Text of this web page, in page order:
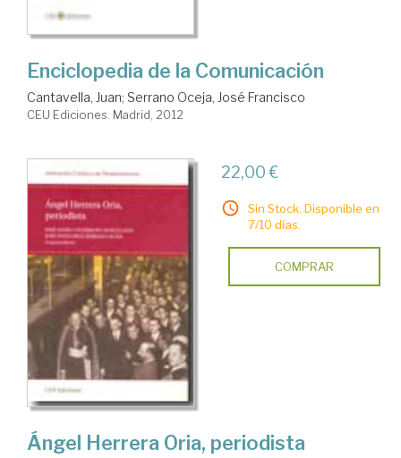
Enciclopedia de la Comunicación
Cantavella, Juan; Serrano Oceja, José Francisco
CEU Ediciones. Madrid, 2012
22,00 €
Sin Stock. Disponible en
7/10 días.
COMPRAR
Ángel Herrera Oria, periodista